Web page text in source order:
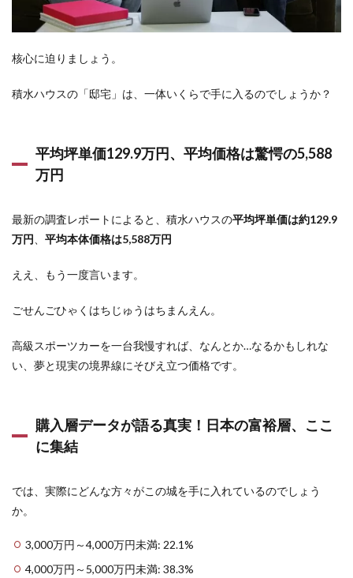
スの
人気
ライ
プ！
木造
サム
ライ
鉄骨
住
理性
の塊
んだ
ナミ
ック
空間
宅「シ
ャーウ
ッ
極致、
4
積水
核心に迫りましょう。
積水ハウスの「邸宅」は、一体いくらで手に入るのでしょうか？
平均坪単価129.9万円、平均価格は驚愕の5,588
万円
最新の調査レポートによると、積水ハウスの平均坪単価は約129.9
万円
平均本体価格は5,588万円
ええ、もう一度言います。
ごせんごひゃくはちじゅうはちまんえん。
高級スポーツカーを一台我慢すれば、なんとか…なるかもしれな
い、夢と現実の境界線にそびえ立つ価格です。
購入層データが語る真実！日本の富裕層、ここ
に集結
では、実際にどんな方々がこの城を手に入れているのでしょう
か。
3,000万円～4,000万円未満: 22.1%
4,000万円～5,000万円未満: 38.3%